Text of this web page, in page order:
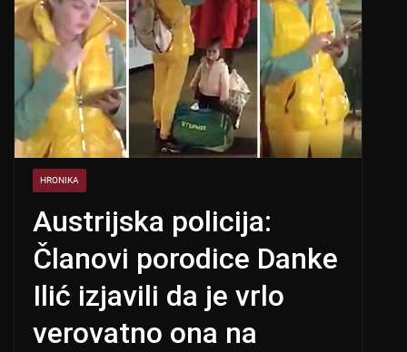
HRONIKA
Austrijska policija:
Članovi porodice Danke
Ilić izjavili da je vrlo
verovatno ona na